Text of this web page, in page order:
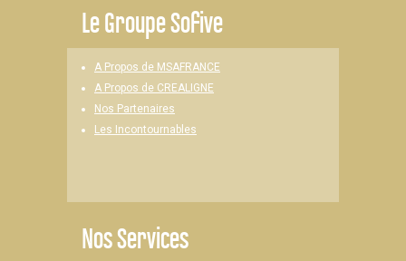
LeGroupe Sofive
A Propos de MSAFRANCE
A Propos de CREALIGNE
Nos Partenaires
Les Incontournables
Nos Services